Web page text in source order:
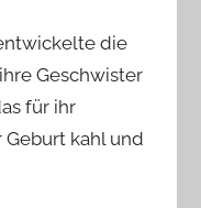
die
Geschwister
für ihr
kahl und